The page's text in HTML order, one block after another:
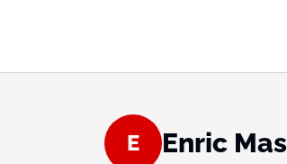
E Enric Mas